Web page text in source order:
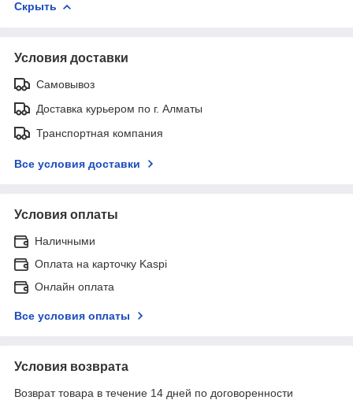
Скрыть
Условия доставки
Самовывоз
Доставка курьером по г. Алматы
Транспортная компания
Все условия доставки
Условия оплаты
Наличными
Оплата на карточку Kaspi
Онлайн оплата
Все условия оплаты
Условия возврата
Возврат товара в течение 14 дней по договоренности